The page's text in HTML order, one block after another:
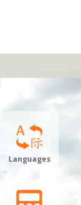
Languages